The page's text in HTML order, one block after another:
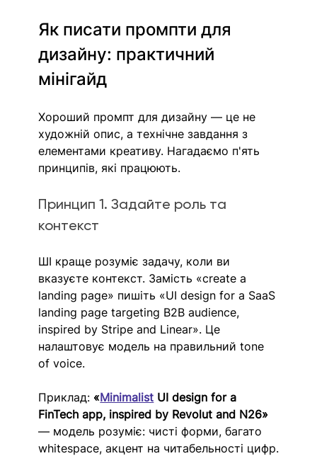
Як писати промпти для
дизайну: практичний
мінігайд
Хороший промпт для дизайну — це не
художній опис, а технічне завдання з
елементами креативу. Нагадаємо п'ять
принципів, які працюють.
Принцип 1. Задайте роль та
контекст
ШI краще розуміє задачу, коли ви
вказуєте контекст. Замість «create a
landing page» пишіть «UI design for a SaaS
landing page targeting B2B audience,
inspired by Stripe and Linear». Це
налаштовує модель на правильний tone
of voice.
Приклад: «Minimalist UI design for a
FinTech app, inspired by Revolut and N26»
— модель розуміє: чисті форми, багато
whitespace, акцент на читабельності цифр.